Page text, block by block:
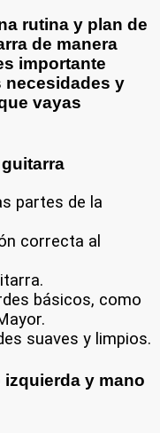
rutina y plan de
de manera
importante
necesidades y
vayas
partes de la
correcta al
básicos, como
suaves y limpios.
izquierda y mano